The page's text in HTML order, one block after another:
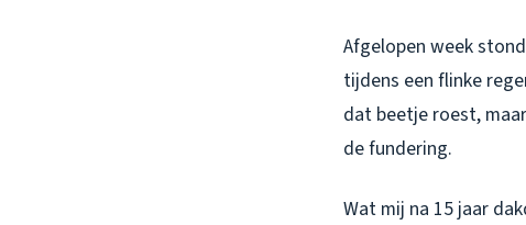
Afgelopen week
tijdens een flinke
dat beetje roest,
de fundering.
Wat mij na 15 jaar